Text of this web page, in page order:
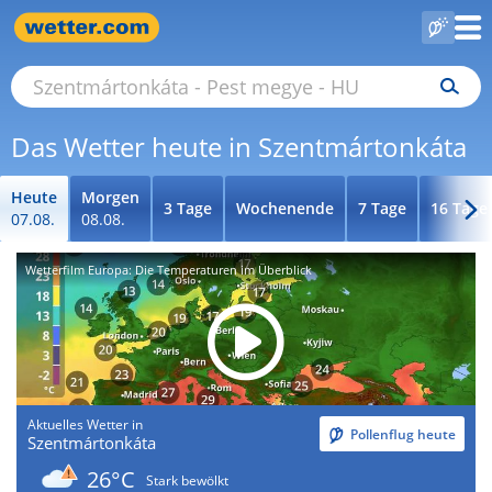
Das Wetter heute in Szentmártonkáta
Heute
07.08.
Morgen
08.08.
3 Tage Wochenende 7 Tage 16 Tage
Wetterfilm Europa: Die Temperaturen im Überblick
Aktuelles Wetter in
Szentmártonkáta Pollenflug heute
26°C
Stark bewölkt